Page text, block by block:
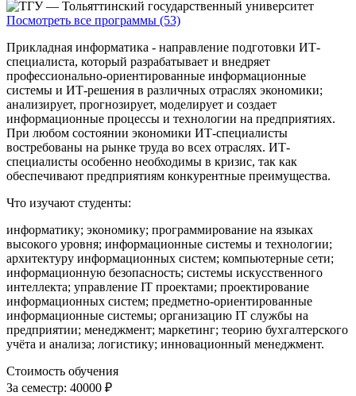
Посмотреть все программы (53)
Прикладная информатика - направление подготовки ИТ-
специалиста, который разрабатывает и внедряет
профессионально-ориентированные информационные
системы и ИТ-решения в различных отраслях экономики;
анализирует, прогнозирует, моделирует и создает
информационные процессы и технологии на предприятиях.
При любом состоянии экономики ИТ-специалисты
востребованы на рынке труда во всех отраслях. ИТ-
специалисты особенно необходимы в кризис, так как
обеспечивают предприятиям конкурентные преимущества.
Что изучают студенты:
информатику; экономику; программирование на языках
высокого уровня; информационные системы и технологии;
архитектуру информационных систем; компьютерные сети;
информационную безопасность; системы искусственного
интеллекта; управление IT проектами; проектирование
информационных систем; предметно-ориентированные
информационные системы; организацию IT службы на
предприятии; менеджмент; маркетинг; теорию бухгалтерского
учёта и анализа; логистику; инновационный менеджмент.
Стоимость обучения
За семестр: 40000 ₽